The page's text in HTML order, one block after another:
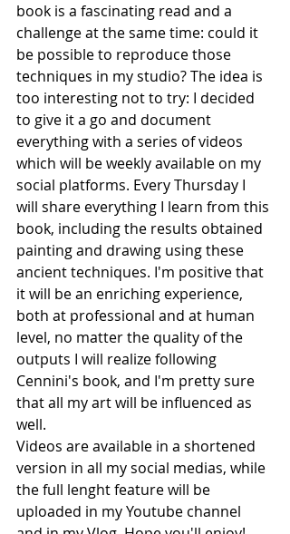
book is a fascinating read and a
challenge at the same time: could it
be possible to reproduce those
techniques in my studio? The idea is
too interesting not to try: I decided
to give it a go and document
everything with a series of videos
which will be weekly available on my
social platforms. Every Thursday I
will share everything I learn from this
book, including the results obtained
painting and drawing using these
ancient techniques. I'm positive that
it will be an enriching experience,
both at professional and at human
level, no matter the quality of the
outputs I will realize following
Cennini's book, and I'm pretty sure
that all my art will be influenced as
well.
Videos are available in a shortened
version in all my social medias, while
the full lenght feature will be
uploaded in my Youtube channel